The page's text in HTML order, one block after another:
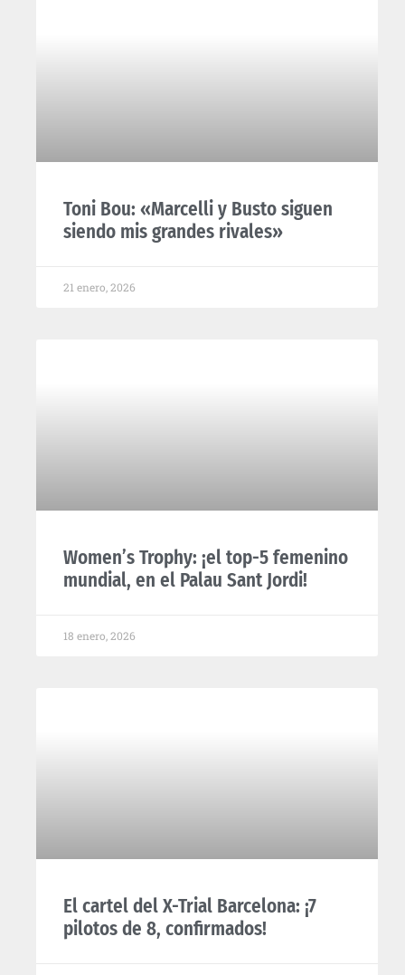
Toni Bou: «Marcelli y Busto siguen
siendo mis grandes rivales»
21 enero, 2026
Women’s Trophy: ¡el top-5 femenino
mundial, en el Palau Sant Jordi!
18 enero, 2026
El cartel del X-Trial Barcelona: ¡7
pilotos de 8, confirmados!